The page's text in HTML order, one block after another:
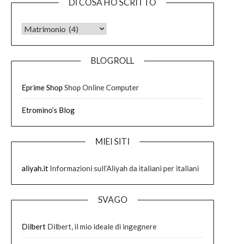
DI COSA HO SCRITTO
DI COSA HO SCRITTO
BLOGROLL
Eprime Shop Shop Online Computer
Etromino’s Blog
MIEI SITI
aliyah.it Informazioni sull’Aliyah da italiani per italiani
SVAGO
Dilbert Dilbert, il mio ideale di ingegnere